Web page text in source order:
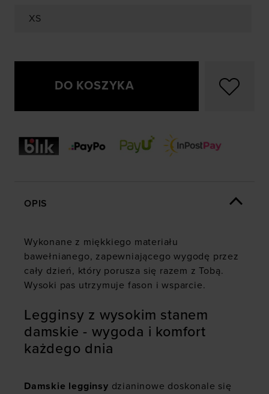
XS
DO KOSZYKA
OPIS
Wykonane z miękkiego materiału
bawełnianego, zapewniającego wygodę przez
cały dzień, który porusza się razem z Tobą.
Wysoki pas utrzymuje fason i wsparcie.
Legginsy z wysokim stanem
damskie - wygoda i komfort
każdego dnia
Damskie legginsy dzianinowe doskonale się